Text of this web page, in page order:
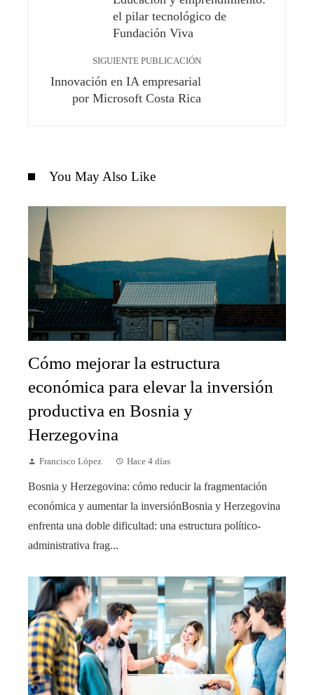
el pilar tecnológico de
Fundación Viva
SIGUIENTE PUBLICACIÓN
Innovación en IA empresarial
por Microsoft Costa Rica
You May Also Like
Cómo mejorar la estructura
económica para elevar la inversión
productiva en Bosnia y
Herzegovina
Francisco López Hace 4 días
Bosnia y Herzegovina: cómo reducir la fragmentación
económica y aumentar la inversiónBosnia y Herzegovina
enfrenta una doble dificultad: una estructura político-
administrativa frag...